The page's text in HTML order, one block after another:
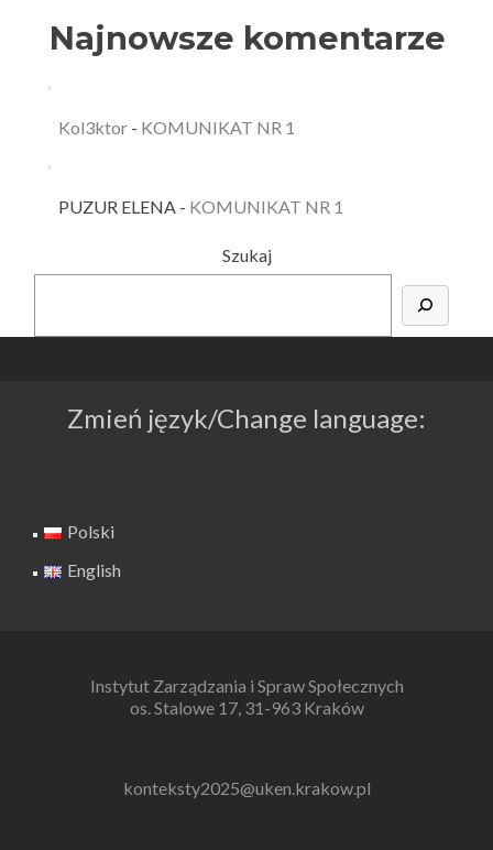
Najnowsze komentarze
Kol3ktor- KOMUNIKAT NR 1
PUZUR ELENA- KOMUNIKAT NR 1
Szukaj
Zmień język/Change language:
Polski
English
Instytut Zarządzania i Spraw Społecznych
os. Stalowe 17, 31-963 Kraków
konteksty2025@uken.krakow.pl